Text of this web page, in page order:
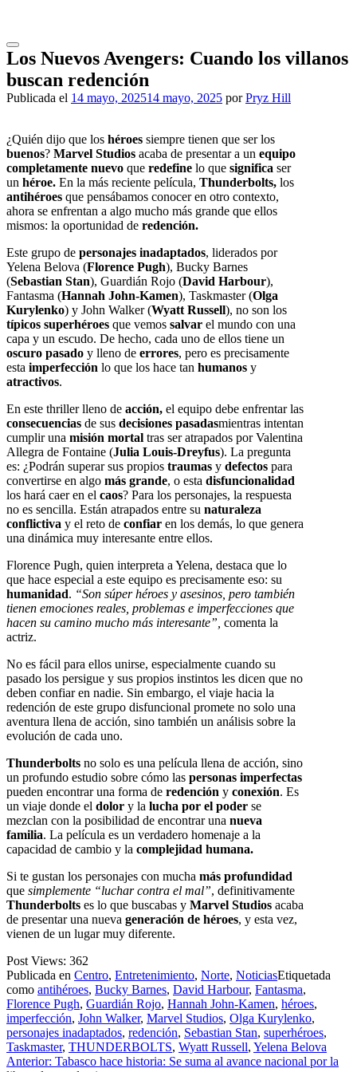
contenido
Los Nuevos Avengers: Cuando los villanos
buscan redención
Publicada el 14 mayo, 202514 mayo, 2025 porPryz Hill
¿Quién dijo que los héroes siempre tienen que ser los
buenos? Marvel Studios acaba de presentar a un equipo
completamente nuevo que redefine lo que significa ser
un héroe. En la más reciente película, Thunderbolts, los
antihéroes que pensábamos conocer en otro contexto,
ahora se enfrentan a algo mucho más grande que ellos
mismos: la oportunidad de redención.
Este grupo de personajes inadaptados, liderados por
Yelena Belova (Florence Pugh), Bucky Barnes
(Sebastian Stan), Guardián Rojo (David Harbour),
Fantasma (Hannah John-Kamen), Taskmaster (Olga
Kurylenko) y John Walker (Wyatt Russell), no son los
típicos superhéroes que vemos salvar el mundo con una
capa y un escudo. De hecho, cada uno de ellos tiene un
oscuro pasado y lleno de errores, pero es precisamente
esta imperfección lo que los hace tan humanos y
atractivos.
En este thriller lleno de acción, el equipo debe enfrentar las
consecuencias de sus decisiones pasadasmientras intentan
cumplir una misión mortal tras ser atrapados por Valentina
Allegra de Fontaine (Julia Louis-Dreyfus). La pregunta
es: ¿Podrán superar sus propios traumas y defectos para
convertirse en algo más grande, o esta disfuncionalidad
los hará caer en el caos? Para los personajes, la respuesta
no es sencilla. Están atrapados entre su naturaleza
conflictiva y el reto de confiar en los demás, lo que genera
una dinámica muy interesante entre ellos.
Florence Pugh, quien interpreta a Yelena, destaca que lo
que hace especial a este equipo es precisamente eso: su
humanidad. “Son súper héroes y asesinos, pero también
tienen emociones reales, problemas e imperfecciones que
hacen su camino mucho más interesante”, comenta la
actriz.
No es fácil para ellos unirse, especialmente cuando su
pasado los persigue y sus propios instintos les dicen que no
deben confiar en nadie. Sin embargo, el viaje hacia la
redención de este grupo disfuncional promete no solo una
aventura llena de acción, sino también un análisis sobre la
evolución de cada uno.
Thunderbolts no solo es una película llena de acción, sino
un profundo estudio sobre cómo las personas imperfectas
pueden encontrar una forma de redención y conexión. Es
un viaje donde el dolor y la lucha por el poder se
mezclan con la posibilidad de encontrar una nueva
familia. La película es un verdadero homenaje a la
capacidad de cambio y la complejidad humana.
Si te gustan los personajes con mucha más profundidad
que simplemente “luchar contra el mal”, definitivamente
Thunderbolts es lo que buscabas y Marvel Studios acaba
de presentar una nueva generación de héroes, y esta vez,
vienen de un lugar muy diferente.
Post Views: 362
Publicada en Centro, Entretenimiento, Norte, NoticiasEtiquetada
como antihéroes, Bucky Barnes, David Harbour, Fantasma,
Florence Pugh, Guardián Rojo, Hannah John-Kamen, héroes,
imperfección, John Walker, Marvel Studios, Olga Kurylenko,
personajes inadaptados, redención, Sebastian Stan, superhéroes,
Taskmaster, THUNDERBOLTS, Wyatt Russell, Yelena Belova
Navegación
Anterior: Tabasco hace historia: Se suma al avance nacional por la